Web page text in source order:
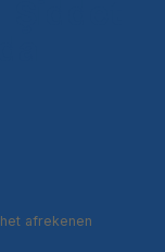
afrekenen